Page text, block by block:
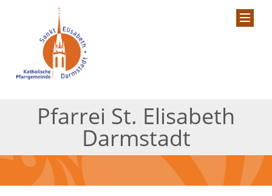
Pfarrei St. Elisabeth
Darmstadt